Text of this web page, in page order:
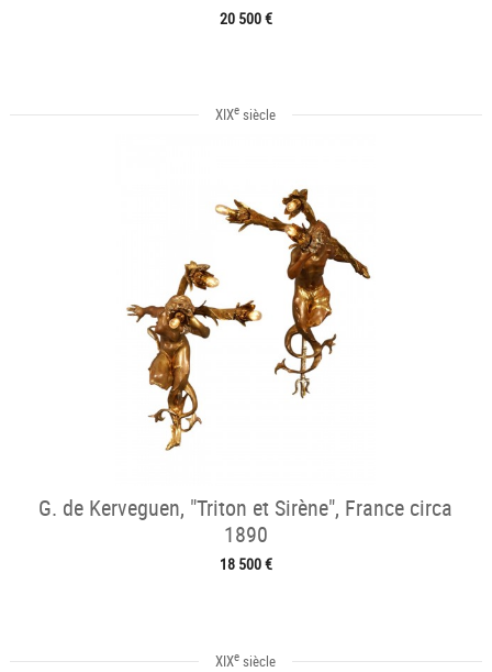
20 500 €
XIXe siècle
G. de Kerveguen, "Triton et Sirène", France circa
1890
18 500 €
XIXe siècle